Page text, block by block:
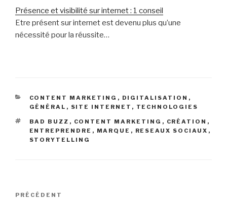
Présence et visibilité sur internet : 1 conseil
Etre présent sur internet est devenu plus qu’une
nécessité pour la réussite…
CATÉGORIES
CONTENT MARKETING , DIGITALISATION ,
GÉNÉRAL , SITE INTERNET , TECHNOLOGIES
ÉTIQUETTES
BAD BUZZ , CONTENT MARKETING , CRÉATION ,
ENTREPRENDRE , MARQUE , RESEAUX SOCIAUX ,
STORYTELLING
Navigation
Article
PRÉCÉDENT